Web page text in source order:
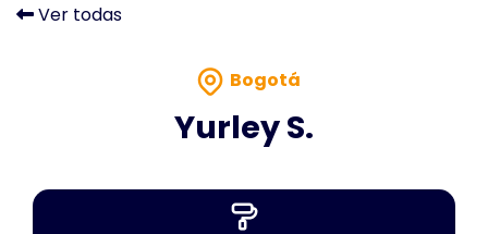
Ver todas
Bogotá
Yurley S.